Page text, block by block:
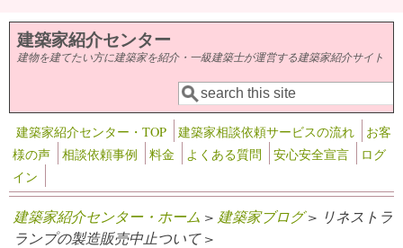
メインコンテンツに移動
建築家紹介センター
建物を建てたい方に建築家を紹介・一級建築士が運営する建築家紹介サイト
検索フォーム
検索
建築家紹介センター・TOP 建築家相談依頼サービスの流れ
お客
様の声
相談依頼事例 料金 よくある質問 安心安全宣言
ログ
イン
建築家紹介センター・ホーム > 建築家ブログ> リネストラ
ランプの製造販売中止ついて >